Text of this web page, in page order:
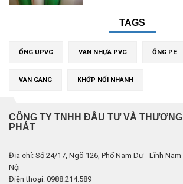
TAGS
ỐNG UPVC VAN NHỰA PVC ỐNG PE
VAN GANG KHỚP NỐI NHANH
CÔNG TY TNHH ĐẦU TƯ VÀ THƯƠNG
PHÁT
Địa chỉ: Số 24/17, Ngõ 126, Phố Nam Dư - Lĩnh Nam
Nội
Điện thoại: 0988.214.589